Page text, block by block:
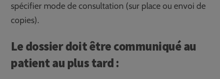
spécifier mode de consultation (sur place ou envoi de
copies).
Le dossier doit être communiqué au
patient au plus tard :